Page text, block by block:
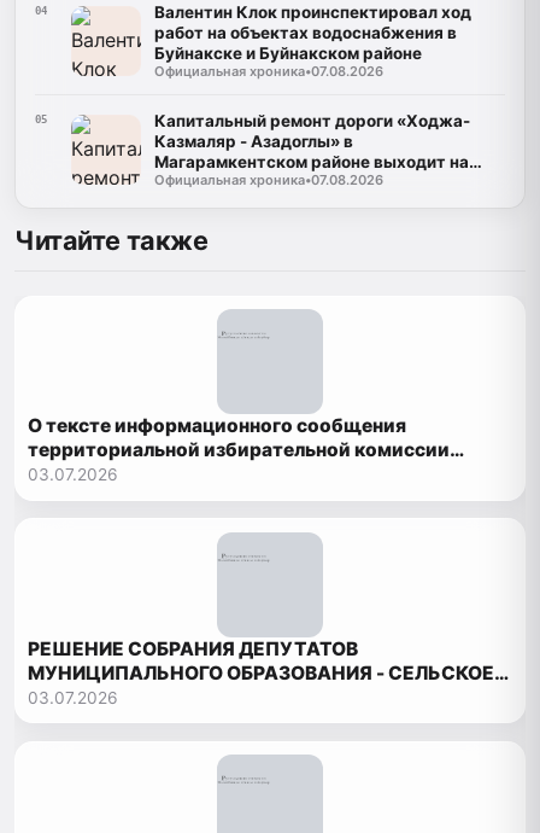
04
Валентин Клок проинспектировал ход
работ на объектах водоснабжения в
Буйнакске и Буйнакском районе
Официальная хроника•07.08.2026
05
Капитальный ремонт дороги «Ходжа-
Казмаляр - Азадоглы» в
Магарамкентском районе выходит на
финишную прямую
Официальная хроника•07.08.2026
Читайте также
О тексте информационного сообщения
территориальной избирательной комиссии
Рутульского района о приеме документов
03.07.2026
РЕШЕНИЕ СОБРАНИЯ ДЕПУТАТОВ
МУНИЦИПАЛЬНОГО ОБРАЗОВАНИЯ - СЕЛЬСКОЕ
ПОСЕЛЕНИЕ «СЕЛЬСОВЕТ БОРЧСКИЙ»
03.07.2026